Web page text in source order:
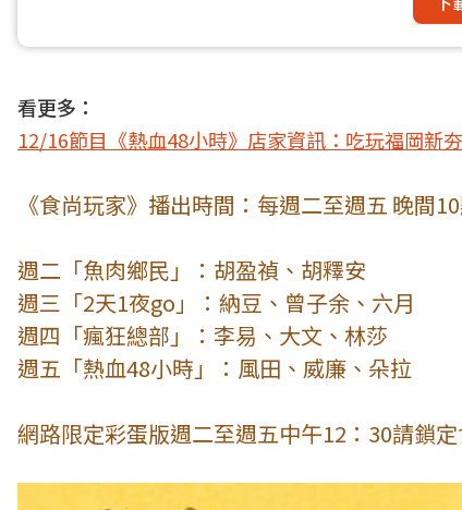
看更多：
12/16節目《熱血48小時》店家資訊：吃玩福岡新
《食尚玩家》播出時間：每週二至週五 晚間
週二「魚肉鄉民」：胡盈禎、胡釋安
週三「2天1夜go」：納豆、曾子余、六月
週四「瘋狂總部」：李易、大文、林莎
週五「熱血48小時」：風田、威廉、朵拉
網路限定彩蛋版週二至週五中午12：30請鎖